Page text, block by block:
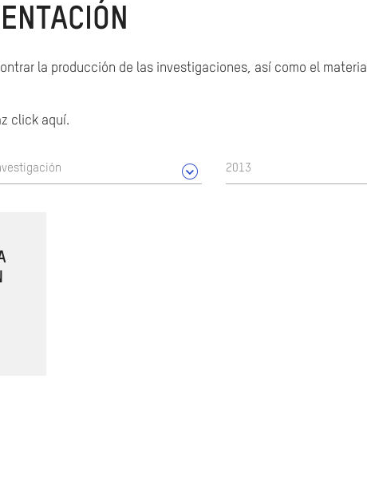
la producción de las investigaciones, así como el
click aquí.
2013